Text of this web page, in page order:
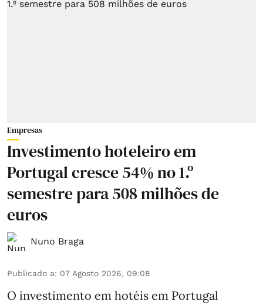
Empresas
Investimento hoteleiro em
Portugal cresce 54% no 1.º
semestre para 508 milhões de
euros
Nuno Braga
Publicado a: 07 Agosto 2026, 09:08
O investimento em hotéis em Portugal